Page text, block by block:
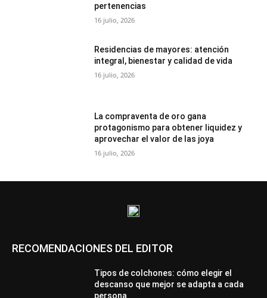
pertenencias
16 julio, 2026
Residencias de mayores: atención
integral, bienestar y calidad de vida
16 julio, 2026
La compraventa de oro gana
protagonismo para obtener liquidez y
aprovechar el valor de las joya
16 julio, 2026
RECOMENDACIONES DEL EDITOR
Tipos de colchones: cómo elegir el
descanso que mejor se adapta a cada
persona